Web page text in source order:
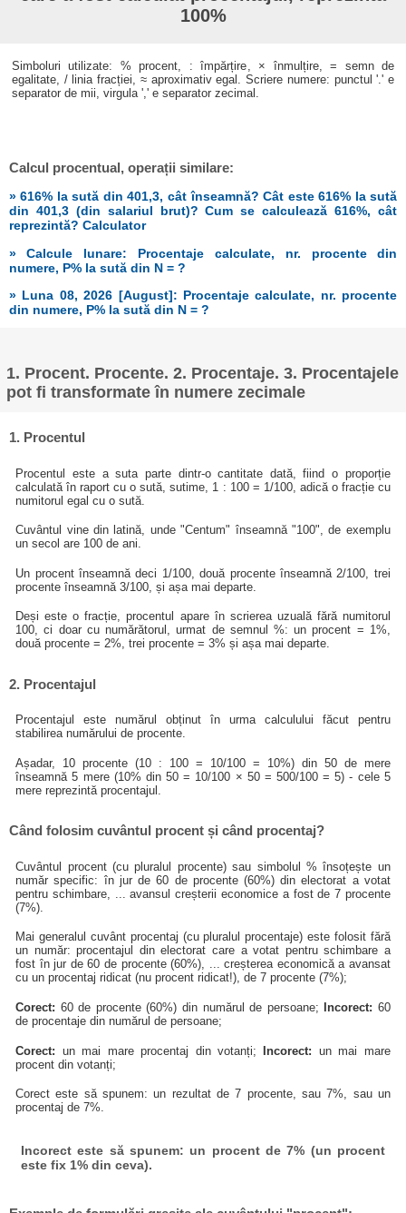
100%
Simboluri utilizate: % procent, : împărțire, × înmulțire, = semn de
egalitate, / linia fracției, ≈ aproximativ egal. Scriere numere: punctul '.' e
separator de mii, virgula ',' e separator zecimal.
Calcul procentual, operații similare:
» 616% la sută din 401,3, cât înseamnă? Cât este 616% la sută
din 401,3 (din salariul brut)? Cum se calculează 616%, cât
reprezintă? Calculator
» Calcule lunare: Procentaje calculate, nr. procente din
numere, P% la sută din N = ?
» Luna 08, 2026 [August]: Procentaje calculate, nr. procente
din numere, P% la sută din N = ?
1. Procent. Procente. 2. Procentaje. 3. Procentajele
pot fi transformate în numere zecimale
1. Procentul
Procentul este a suta parte dintr-o cantitate dată, fiind o proporție
calculată în raport cu o sută, sutime, 1 : 100 = 1/100, adică o fracție cu
numitorul egal cu o sută.
Cuvântul vine din latină, unde "Centum" înseamnă "100", de exemplu
un secol are 100 de ani.
Un procent înseamnă deci 1/100, două procente înseamnă 2/100, trei
procente înseamnă 3/100, și așa mai departe.
Deși este o fracție, procentul apare în scrierea uzuală fără numitorul
100, ci doar cu numărătorul, urmat de semnul %: un procent = 1%,
două procente = 2%, trei procente = 3% și așa mai departe.
2. Procentajul
Procentajul este numărul obținut în urma calculului făcut pentru
stabilirea numărului de procente.
Așadar, 10 procente (10 : 100 = 10/100 = 10%) din 50 de mere
înseamnă 5 mere (10% din 50 = 10/100 × 50 = 500/100 = 5) - cele 5
mere reprezintă procentajul.
Când folosim cuvântul procent și când procentaj?
Cuvântul procent (cu pluralul procente) sau simbolul % însoțește un
număr specific: în jur de 60 de procente (60%) din electorat a votat
pentru schimbare, ... avansul creșterii economice a fost de 7 procente
(7%).
Mai generalul cuvânt procentaj (cu pluralul procentaje) este folosit fără
un număr: procentajul din electorat care a votat pentru schimbare a
fost în jur de 60 de procente (60%), ... creșterea economică a avansat
cu un procentaj ridicat (nu procent ridicat!), de 7 procente (7%);
Corect: 60 de procente (60%) din numărul de persoane; Incorect: 60
de procentaje din numărul de persoane;
Corect: un mai mare procentaj din votanți;Incorect: un mai mare
procent din votanți;
Corect este să spunem: un rezultat de 7 procente, sau 7%, sau un
procentaj de 7%.
Incorect este să spunem: un procent de 7% (un procent
este fix 1% din ceva).